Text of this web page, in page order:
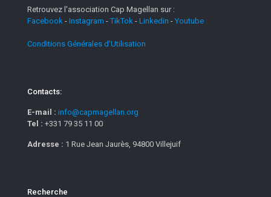
Retrouvez l'association Cap Magellan sur :
Facebook - Instagram -TikTok - Linkedin - Youtube
Conditions Générales d'Utilisation
Contacts:
E-mail : info@capmagellan.org
Tel : +331 79 35 11 00
Adresse : 1 Rue Jean Jaurès, 94800 Villejuif
Recherche